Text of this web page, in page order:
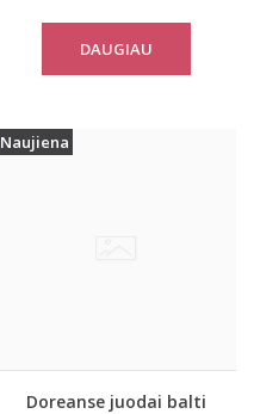
DAUGIAU
Naujiena
Doreanse juodai balti